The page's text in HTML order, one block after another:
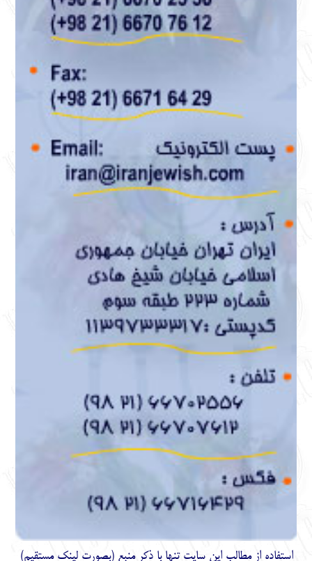
استفاده از مطالب اين سايت تنها با ذكر منبع (بصورت لینک مستقیم)